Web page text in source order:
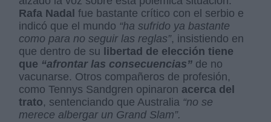
Rafa Nadal fue bastante crítico con el serbio e
indicó que el mundo “ha sufrido ya bastante
como para no seguir las reglas”, insistiendo en
que dentro de su libertad de elección tiene
que “afrontar las consecuencias” de no
vacunarse. Otros compañeros de profesión,
como Tennys Sandgren opinaron acerca del
trato, sentenciando que Australia “no se
merece albergar un Grand Slam”.